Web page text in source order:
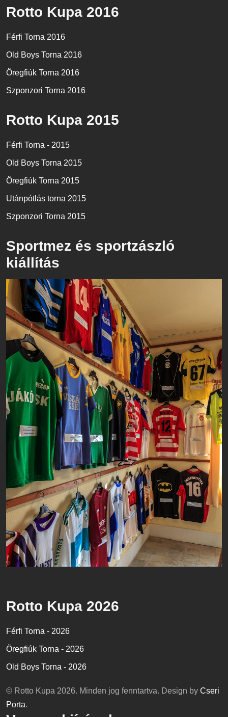
Rotto Kupa 2016
Férfi Torna 2016
Old Boys Torna 2016
Öregfiúk Torna 2016
Szponzori Torna 2016
Rotto Kupa 2015
Férfi Torna - 2015
Old Boys Torna 2015
Öregfiúk Torna 2015
Utánpótlás torna 2015
Szponzori Torna 2015
Sportmez és sportzászló
kiállítás
Rotto Kupa 2026
Férfi Torna - 2026
Öregfiúk Torna - 2026
Old Boys Torna - 2026
© Rotto Kupa 2026. Minden jog fenntartva. Design by Cseri
Porta.